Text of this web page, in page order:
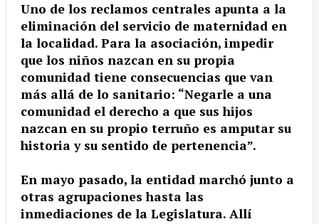
Uno de los reclamos centrales apunta a la
eliminación del servicio de maternidad en
la localidad. Para la asociación, impedir
que los niños nazcan en su propia
comunidad tiene consecuencias que van
más allá de lo sanitario: “Negarle a una
comunidad el derecho a que sus hijos
nazcan en su propio terruño es amputar su
historia y su sentido de pertenencia”.
En mayo pasado, la entidad marchó junto a
otras agrupaciones hasta las
inmediaciones de la Legislatura. Allí